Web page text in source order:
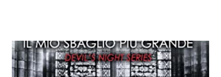
angelo puro, Elemiah. Ma, a differenza di cosa pensano,
l'angelo non ha intenzione di fare una strage, piuttosto è lì